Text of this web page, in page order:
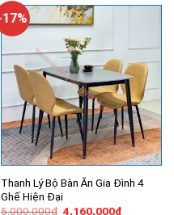
500,000₫.
17%
Thanh Lý Bộ Bàn Ăn Gia Đình 4
Ghế Hiện Đại
5,000,000₫ Giá
4,160,000₫Giá